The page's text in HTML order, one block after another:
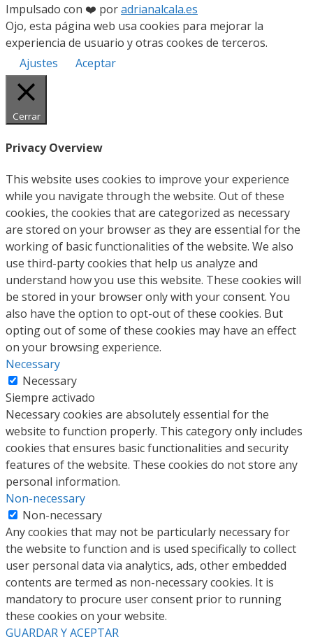
Impulsado con ❤️ poradrianalcala.es
Ojo, esta página web usa cookies para mejorar la
experiencia de usuario y otras cookes de terceros.
Ajustes
Aceptar
Cerrar
Privacy Overview
This website uses cookies to improve your experience
while you navigate through the website. Out of these
cookies, the cookies that are categorized as necessary
are stored on your browser as they are essential for the
working of basic functionalities of the website. We also
use third-party cookies that help us analyze and
understand how you use this website. These cookies will
be stored in your browser only with your consent. You
also have the option to opt-out of these cookies. But
opting out of some of these cookies may have an effect
on your browsing experience.
Necessary
Necessary
Siempre activado
Necessary cookies are absolutely essential for the
website to function properly. This category only includes
cookies that ensures basic functionalities and security
features of the website. These cookies do not store any
personal information.
Non-necessary
Non-necessary
Any cookies that may not be particularly necessary for
the website to function and is used specifically to collect
user personal data via analytics, ads, other embedded
contents are termed as non-necessary cookies. It is
mandatory to procure user consent prior to running
these cookies on your website.
GUARDAR Y ACEPTAR